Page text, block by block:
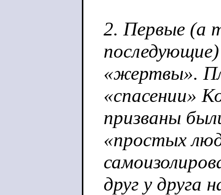
2. Первые (а
«жертвы».
«спасении»
призваны
«простых
друг у друга